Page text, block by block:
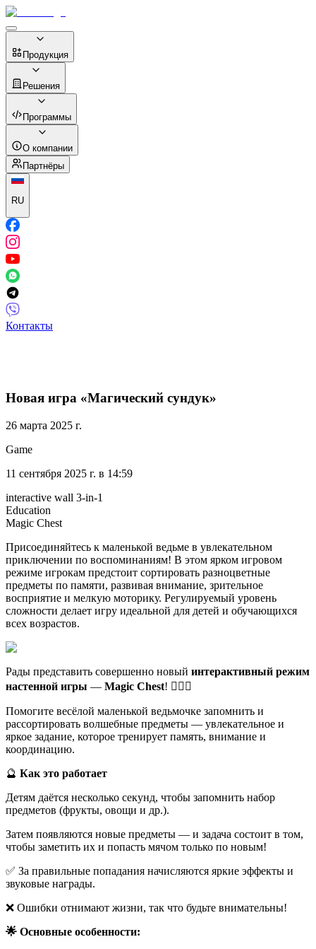
Продукция
Решения
Программы
О компании
Партнёры
RU
Контакты
Новая игра «Магический сундук»
26 марта 2025 г.
Game
11 сентября 2025 г. в 14:59
interactive wall 3-in-1
Education
Magic Chest
Присоединяйтесь к маленькой ведьме в увлекательном
приключении по воспоминаниям! В этом ярком игровом
режиме игрокам предстоит сортировать разноцветные
предметы по памяти, развивая внимание, зрительное
восприятие и мелкую моторику. Регулируемый уровень
сложности делает игру идеальной для детей и обучающихся
всех возрастов.
Рады представить совершенно новый интерактивный режим
настенной игры — Magic Chest! 🧙‍♀️✨
Помогите весёлой маленькой ведьмочке запомнить и
рассортировать волшебные предметы — увлекательное и
яркое задание, которое тренирует память, внимание и
координацию.
🔮 Как это работает
Детям даётся несколько секунд, чтобы запомнить набор
предметов (фрукты, овощи и др.).
Затем появляются новые предметы — и задача состоит в том,
чтобы заметить их и попасть мячом только по новым!
✅ За правильные попадания начисляются яркие эффекты и
звуковые награды.
❌ Ошибки отнимают жизни, так что будьте внимательны!
🌟 Основные особенности: